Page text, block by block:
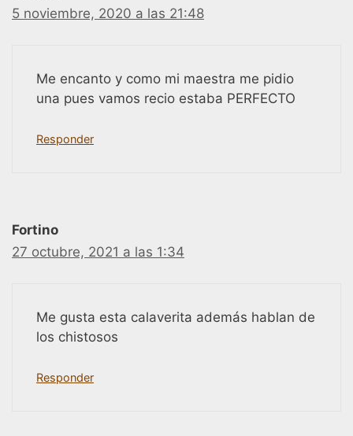
5 noviembre, 2020 a las 21:48
Me encanto y como mi maestra me pidio
una pues vamos recio estaba PERFECTO
Responder
Fortino
27 octubre, 2021 a las 1:34
Me gusta esta calaverita además hablan de
los chistosos
Responder